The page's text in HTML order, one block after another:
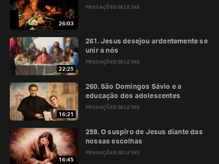
26:03
PREGAÇÕES SELETAS
22:25
PREGAÇÕES SELETAS
261. Jesus desejou ardentemente se
unir a nós
16:21
PREGAÇÕES SELETAS
260. São Domingos Sávio e a
educação dos adolescentes
16:45
PREGAÇÕES SELETAS
259. O suspiro de Jesus diante das
nossas escolhas